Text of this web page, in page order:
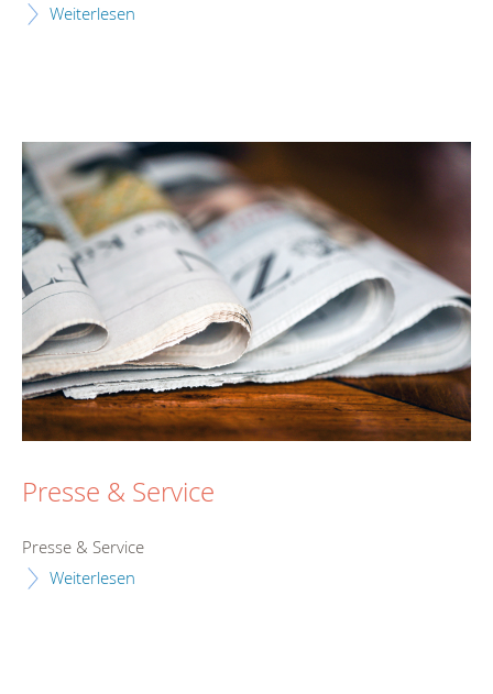
Weiterlesen
Presse & Service
Presse & Service
Weiterlesen